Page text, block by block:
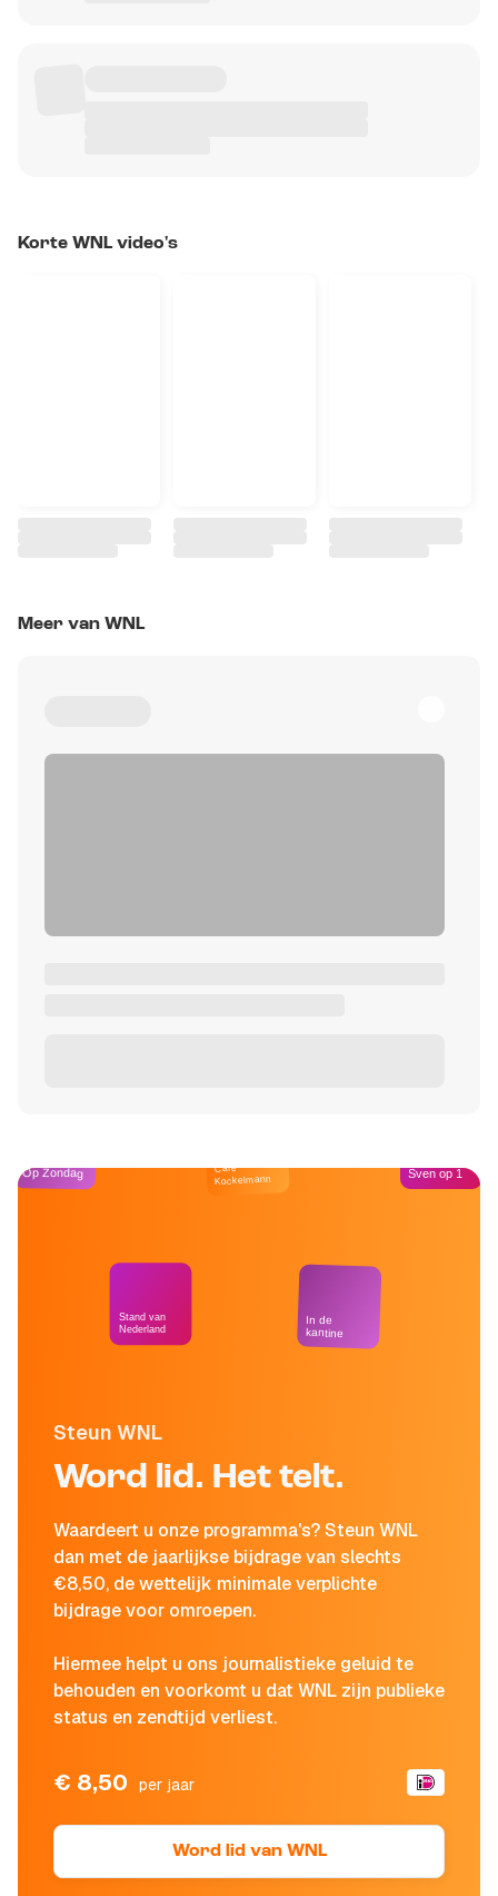
Korte WNL video's
Meer van WNL
Steun WNL
Word lid. Het telt.
Waardeert u onze programma's? Steun WNL
dan met de jaarlijkse bijdrage van slechts
€8,50, de wettelijk minimale verplichte
bijdrage voor omroepen.
Hiermee helpt u ons journalistieke geluid te
behouden en voorkomt u dat WNL zijn publieke
status en zendtijd verliest.
€ 8,50 per jaar
Word lid van WNL
Op Zondag
Stand van
Nederland
Café
Kockelmann
In de
kantine
Sven op 1